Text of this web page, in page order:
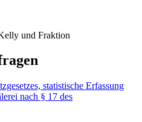
und Fraktion
statistische Erfassung
nach § 17 des